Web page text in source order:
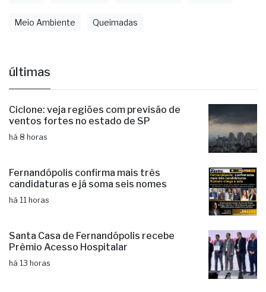
Meio Ambiente Queimadas
últimas
Ciclone: veja regiões com previsão de
ventos fortes no estado de SP
há 8 horas
Fernandópolis confirma mais três
candidaturas e já soma seis nomes
há 11 horas
Santa Casa de Fernandópolis recebe
Prêmio Acesso Hospitalar
há 13 horas